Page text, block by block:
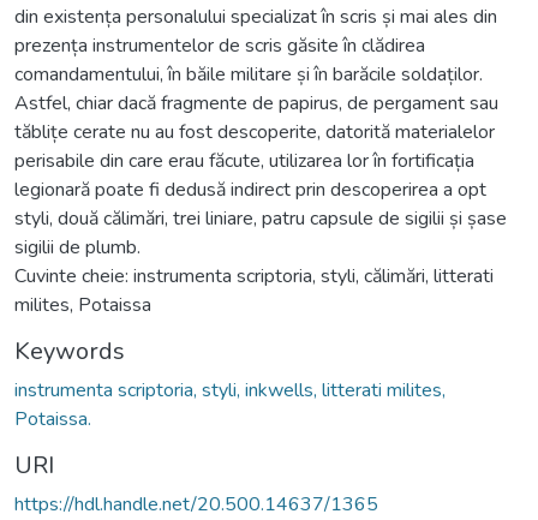
din existența personalului specializat în scris și mai ales din
prezența instrumentelor de scris găsite în clădirea
comandamentului, în băile militare și în barăcile soldaților.
Astfel, chiar dacă fragmente de papirus, de pergament sau
tăblițe cerate nu au fost descoperite, datorită materialelor
perisabile din care erau făcute, utilizarea lor în fortificația
legionară poate fi dedusă indirect prin descoperirea a opt
styli, două călimări, trei liniare, patru capsule de sigilii și șase
sigilii de plumb.
Cuvinte cheie: instrumenta scriptoria, styli, călimări, litterati
milites, Potaissa
Keywords
instrumenta scriptoria, styli, inkwells, litterati milites,
Potaissa.
URI
https://hdl.handle.net/20.500.14637/1365